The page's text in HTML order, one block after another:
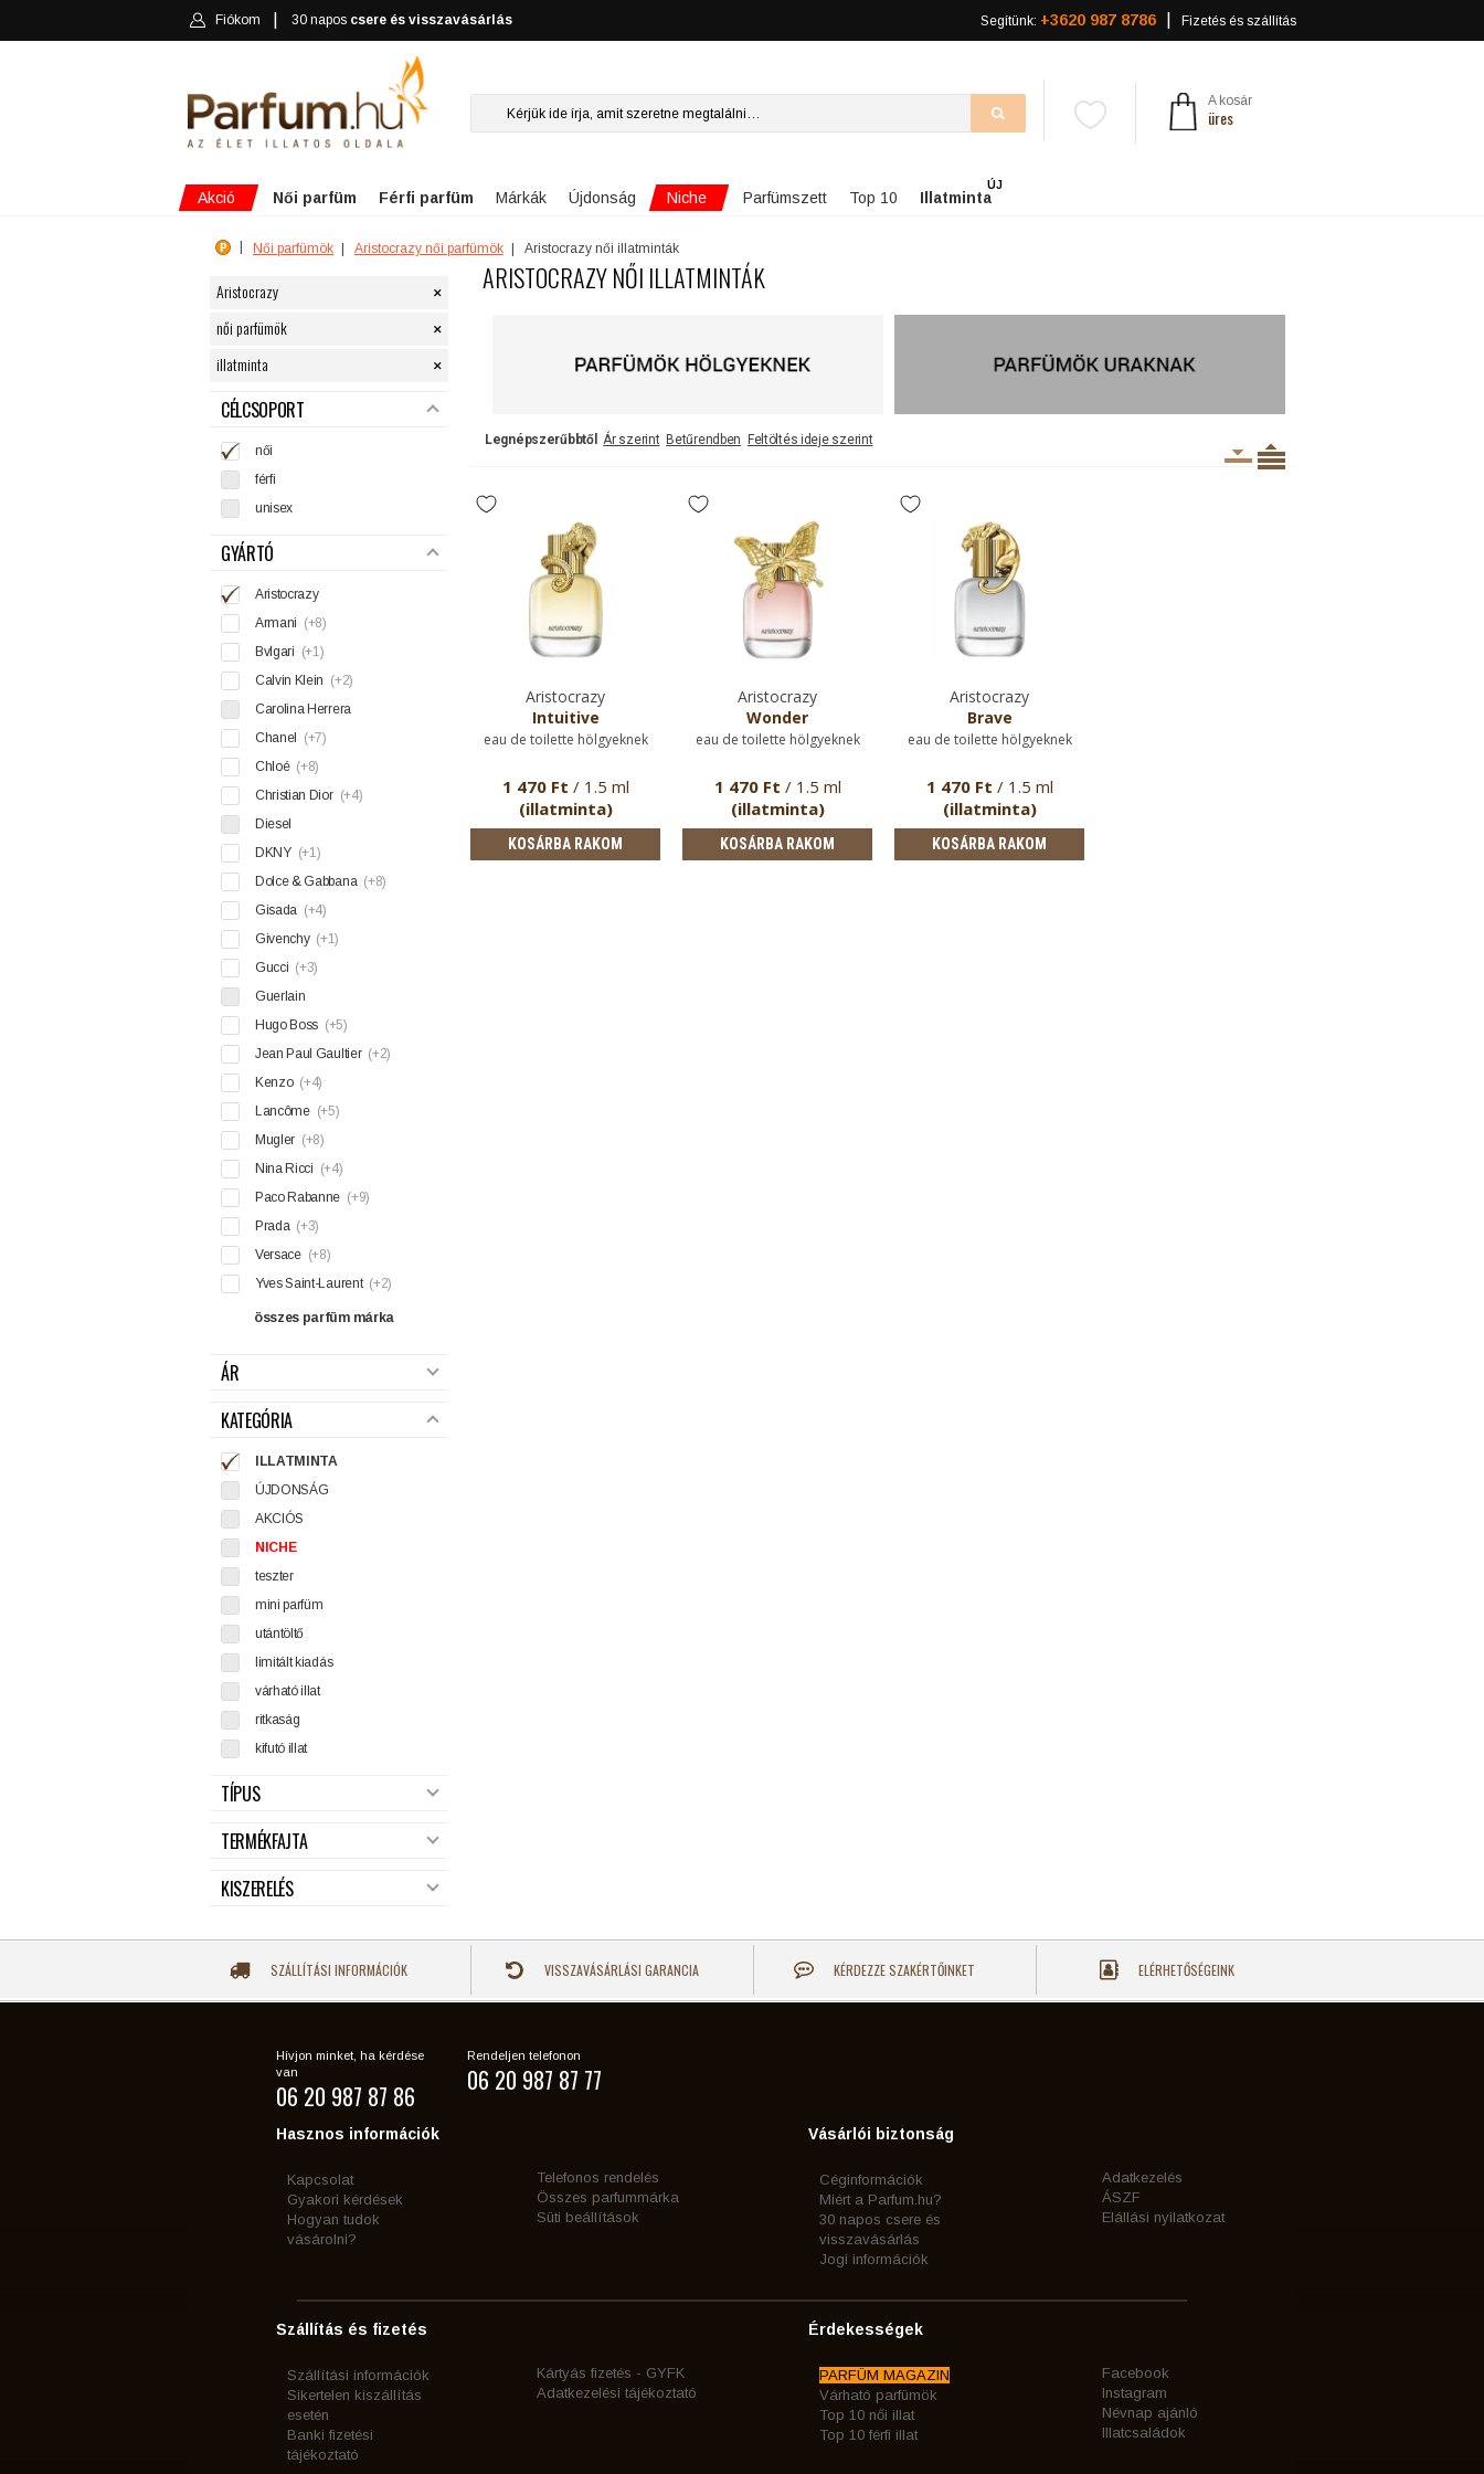
Fiókom 30 napos csere és visszavásárlás Segítünk: +3620 987 8786 Fizetés és szállítás
A kosár
üres
Akció Női parfüm Férfi parfüm Márkák Újdonság Niche Parfümszett Top 10 Illatminta
ÚJ
Női parfümök Aristocrazy női parfümök Aristocrazy női illatminták
Aristocrazy ×
női parfümök ×
illatminta ×
SZŰRÉS
CÉLCSOPORT
női
férfi
unisex
GYÁRTÓ
Aristocrazy
Armani (+8)
Bvlgari (+1)
Calvin Klein (+2)
Carolina Herrera
Chanel
(+7)
Chloé (+8)
Christian Dior (+4)
Diesel
DKNY (+1)
Dolce & Gabbana (+8)
Gisada (+4)
Givenchy (+1)
Gucci (+3)
Guerlain
Hugo Boss (+5)
Jean Paul Gaultier (+2)
Kenzo (+4)
Lancôme (+5)
Mugler (+8)
Nina Ricci (+4)
Paco Rabanne (+9)
Prada (+3)
Versace (+8)
Yves Saint-Laurent (+2)
összes parfüm márka
ÁR
KATEGÓRIA
ILLATMINTA
ÚJDONSÁG
AKCIÓS
NICHE
teszter
mini parfüm
utántöltő
limitált kiadás
várható illat
ritkaság
kifutó illat
TÍPUS
TERMÉKFAJTA
KISZERELÉS
ARISTOCRAZY NŐI ILLATMINTÁK
Legnépszerűbbtől Ár szerint Betűrendben Feltöltés ideje szerint
Aristocrazy
Intuitive
eau de toilette hölgyeknek
1 470 Ft / 1.5 ml
(illatminta)
KOSÁRBA RAKOM
Aristocrazy
Wonder
eau de toilette hölgyeknek
1 470 Ft / 1.5 ml
(illatminta)
KOSÁRBA RAKOM
Aristocrazy
Brave
eau de toilette hölgyeknek
1 470 Ft / 1.5 ml
(illatminta)
KOSÁRBA RAKOM
SZÁLLÍTÁSI INFORMÁCIÓK VISSZAVÁSÁRLÁSI GARANCIA KÉRDEZZE SZAKÉRTŐINKET ELÉRHETŐSÉGEINK
Hívjon minket, ha kérdése
van
06 20 987 87 86
Rendeljen telefonon
06 20 987 87 77
Hasznos információk
Kapcsolat
Gyakori kérdések
Hogyan tudok
vásárolni?
Telefonos rendelés
Összes parfummárka
Süti beállítások
Vásárlói biztonság
Céginformációk
Miért a Parfum.hu?
30 napos csere és
visszavásárlás
Jogi információk
Adatkezelés
ÁSZF
Elállási nyilatkozat
Szállítás és fizetés
Szállítási információk
Sikertelen kiszállítás
esetén
Banki fizetési
tájékoztató
Kártyás fizetés - GYFK
Adatkezelési tájékoztató
Érdekességek
PARFÜM MAGAZIN
Várható parfümök
Top 10 női illat
Top 10 férfi illat
Facebook
Instagram
Névnap ajánló
Illatcsaládok